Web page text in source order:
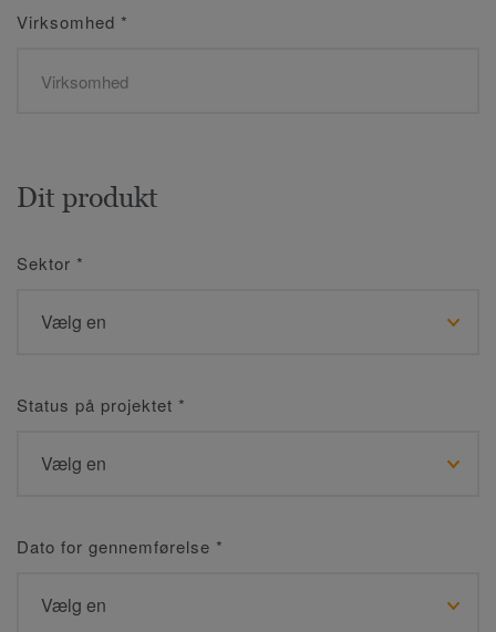
Virksomhed *
Dit produkt
Sektor *
Status på projektet *
Dato for gennemførelse *